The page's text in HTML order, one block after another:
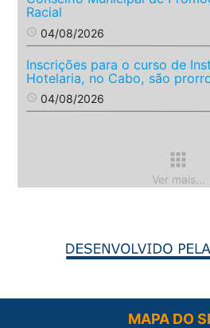
Racial
access_time 04/08/2026
Inscrições para o curso de
Hotelaria, no Cabo, são
access_time 04/08/2026
apps
Ver mais...
MAPA DO